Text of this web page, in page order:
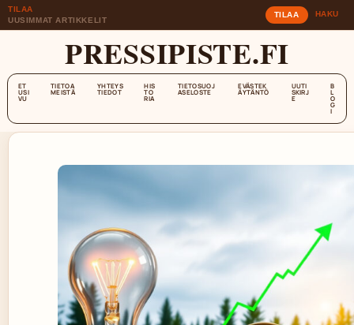
TILAA
UUSIMMAT ARTIKKELIT
TILAA HAKU
PRESSIPISTE.FI
ET
USI
VU
TIETOA
MEISTÄ
YHTEYS
TIEDOT
HIS
TO
RIA
TIETOSUOJ
ASELOSTE
EVÄSTEK
ÄYTÄNTÖ
UUTI
SKIRJ
E
B
L
O
G
I